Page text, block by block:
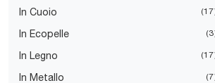
In Cuoio 17
In Ecopelle 3
In Legno 17
In Metallo 7